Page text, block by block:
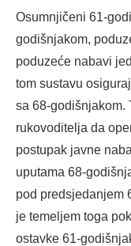
Osumnjičeni 61-
godišnjakom,
poduzeće nabavi
tom sustavu
sa 68-godišnjakom.
rukovoditelja da
postupak javne
uputama 68-
pod predsjedanjem
je temeljem toga
ostavke 61-